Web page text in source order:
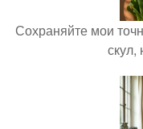
Сохраняйте мои
скул,